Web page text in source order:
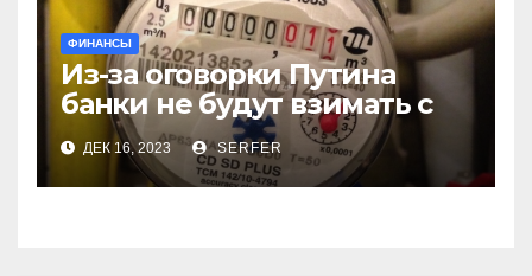
ФИНАНСЫ
Из-за оговорки Путина
банки не будут взимать с
пенсионеров
комиссионные за ЖКХ
ДЕК 16, 2023 SERFER